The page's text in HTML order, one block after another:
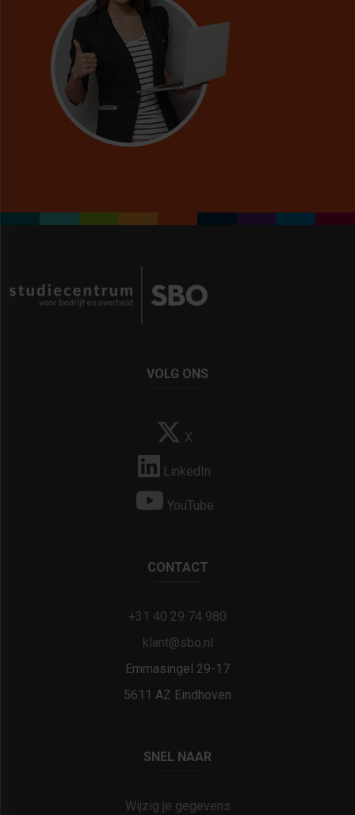
VOLG ONS
X
LinkedIn
YouTube
CONTACT
+31 40 29 74 980
klant@sbo.nl
Emmasingel 29-17
5611 AZ Eindhoven
SNEL NAAR
Wijzig je gegevens